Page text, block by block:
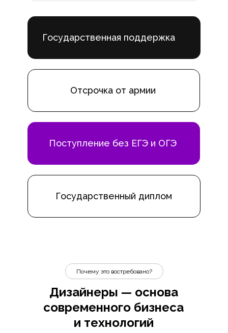
Государственный диплом
Отсрочка от армии
Государственная поддержка
Поступление без ЕГЭ и ОГЭ
Дизайнеры — основа
современного бизнеса
и технологий
Почему это востребовано?